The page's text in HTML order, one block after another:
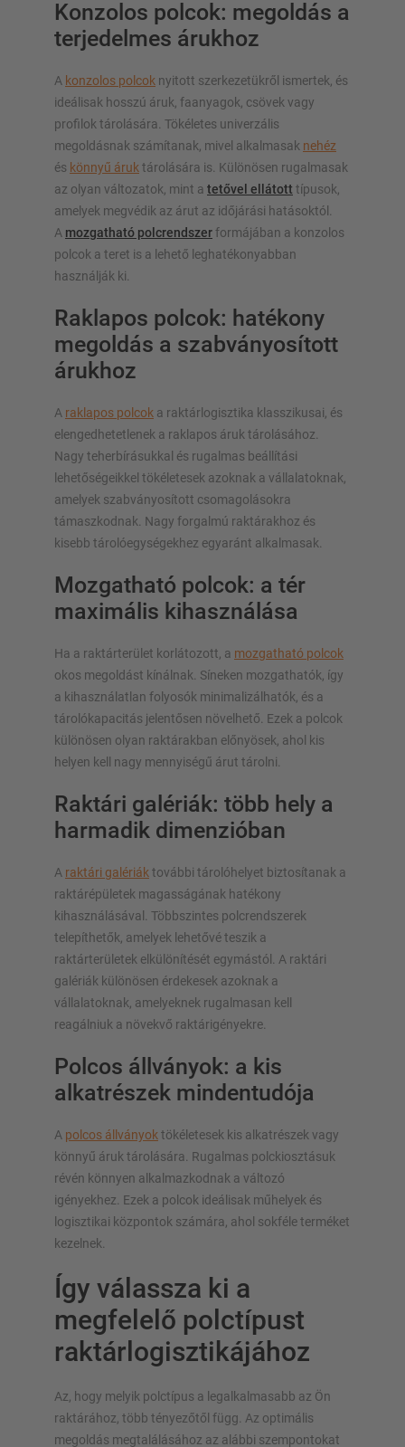
Konzolos polcok: megoldás a
terjedelmes árukhoz
A konzolos polcok nyitott szerkezetükről ismertek, és
ideálisak hosszú áruk, faanyagok, csövek vagy
profilok tárolására. Tökéletes univerzális
megoldásnak számítanak, mivel alkalmasak nehéz
és könnyű áruktárolására is. Különösen rugalmasak
az olyan változatok, mint a tetővel ellátott típusok,
amelyek megvédik az árut az időjárási hatásoktól.
A mozgatható polcrendszerformájában a konzolos
polcok a teret is a lehető leghatékonyabban
használják ki.
Raklapos polcok: hatékony
megoldás a szabványosított
árukhoz
A raklapos polcok a raktárlogisztika klasszikusai, és
elengedhetetlenek a raklapos áruk tárolásához.
Nagy teherbírásukkal és rugalmas beállítási
lehetőségeikkel tökéletesek azoknak a vállalatoknak,
amelyek szabványosított csomagolásokra
támaszkodnak. Nagy forgalmú raktárakhoz és
kisebb tárolóegységekhez egyaránt alkalmasak.
Mozgatható polcok: a tér
maximális kihasználása
Ha a raktárterület korlátozott, a mozgatható polcok
okos megoldást kínálnak. Síneken mozgathatók, így
a kihasználatlan folyosók minimalizálhatók, és a
tárolókapacitás jelentősen növelhető. Ezek a polcok
különösen olyan raktárakban előnyösek, ahol kis
helyen kell nagy mennyiségű árut tárolni.
Raktári galériák: több hely a
harmadik dimenzióban
A raktári galériáktovábbi tárolóhelyet biztosítanak a
raktárépületek magasságának hatékony
kihasználásával. Többszintes polcrendszerek
telepíthetők, amelyek lehetővé teszik a
raktárterületek elkülönítését egymástól. A raktári
galériák különösen érdekesek azoknak a
vállalatoknak, amelyeknek rugalmasan kell
reagálniuk a növekvő raktárigényekre.
Polcos állványok: a kis
alkatrészek mindentudója
A polcos állványoktökéletesek kis alkatrészek vagy
könnyű áruk tárolására. Rugalmas polckiosztásuk
révén könnyen alkalmazkodnak a változó
igényekhez. Ezek a polcok ideálisak műhelyek és
logisztikai központok számára, ahol sokféle terméket
kezelnek.
Így válassza ki a
megfelelő polctípust
raktárlogisztikájához
Az, hogy melyik polctípus a legalkalmasabb az Ön
raktárához, több tényezőtől függ. Az optimális
megoldás megtalálásához az alábbi szempontokat